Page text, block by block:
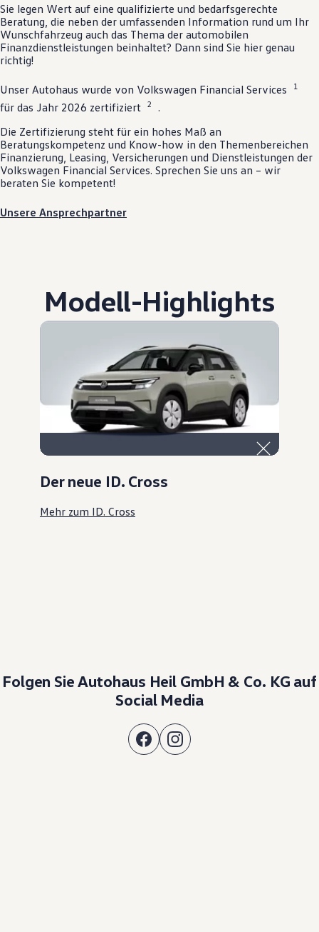
Sie legen Wert auf eine qualifizierte und bedarfsgerechte
Beratung, die neben der umfassenden Information rund um Ihr
Wunschfahrzeug auch das Thema der automobilen
Finanzdienstleistungen beinhaltet? Dann sind Sie hier genau
richtig!
Unser Autohaus wurde von Volkswagen Financial Services 1
für das Jahr 2026 zertifiziert 2
.
Die Zertifizierung steht für ein hohes Maß an
Beratungskompetenz und Know-how in den Themenbereichen
Finanzierung, Leasing, Versicherungen und Dienstleistungen der
Volkswagen Financial Services. Sprechen Sie uns an – wir
beraten Sie kompetent!
Unsere Ansprechpartner
Modell-Highlights
Der neue ID. Cross
Mehr zum ID. Cross
Folgen Sie Autohaus Heil GmbH & Co. KG auf
Social Media